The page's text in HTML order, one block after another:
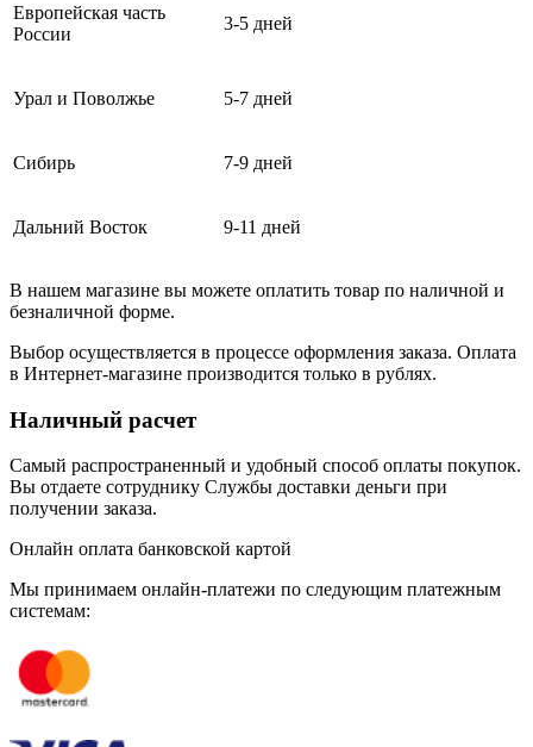
Европейская часть
России
3-5 дней
Урал и Поволжье 5-7 дней
Сибирь 7-9 дней
Дальний Восток 9-11 дней
В нашем магазине вы можете оплатить товар по наличной и
безналичной форме.
Выбор осуществляется в процессе оформления заказа. Оплата
в Интернет-магазине производится только в рублях.
Наличный расчет
Самый распространенный и удобный способ оплаты покупок.
Вы отдаете сотруднику Службы доставки деньги при
получении заказа.
Онлайн оплата банковской картой
Мы принимаем онлайн-платежи по cледующим платежным
системам: